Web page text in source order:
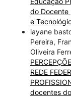
do Docente
e
layane
Pereira,
Oliveira
REDE
docentes